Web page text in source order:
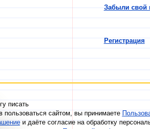
Забыли свой
Регистрация
писать
пользоваться сайтом, вы принимаете
и даёте согласие на обработку